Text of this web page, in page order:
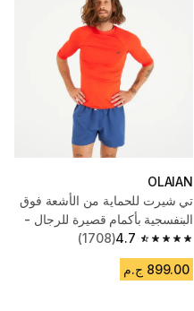
OLAIAN
تي شيرت للحماية من الأشعة فوق
البنفسجية بأكمام قصيرة للرجال -
أحمر
4.7
4.7 out of 5 stars from 1708 reviews
(1708)
899.00 ج.م